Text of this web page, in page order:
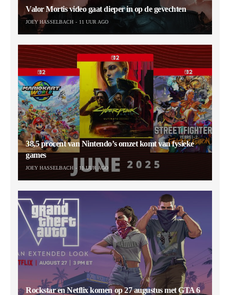
Valor Mortis video gaat dieper in op de gevechten
JOEY HASSELBACH 11 UUR AGO
38,5 procent van Nintendo’s omzet komt van fysieke
games
JOEY HASSELBACH 11 UUR AGO
Rockstar en Netflix komen op 27 augustus met GTA 6